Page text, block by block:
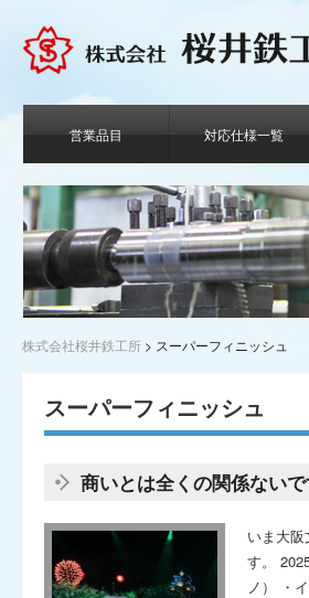
営業品目 対応仕様一覧
株式会社桜井鉄工所 > スーパーフィニッシュ
スーパーフィニッシュ
商いとは全くの関係ない
いま大
す。
ノ） ・